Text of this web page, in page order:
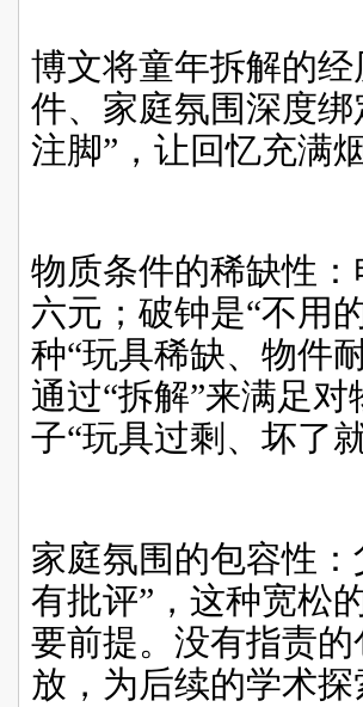
博文将童年拆解的
件、家庭氛围深度
注脚”，让回忆充满
物质条件的稀缺性
六元；破钟是“不用
种“玩具稀缺、物件
通过“拆解”来满足
子“玩具过剩、坏了
家庭氛围的包容性
有批评”，这种宽松
要前提。没有指责
放，为后续的学术